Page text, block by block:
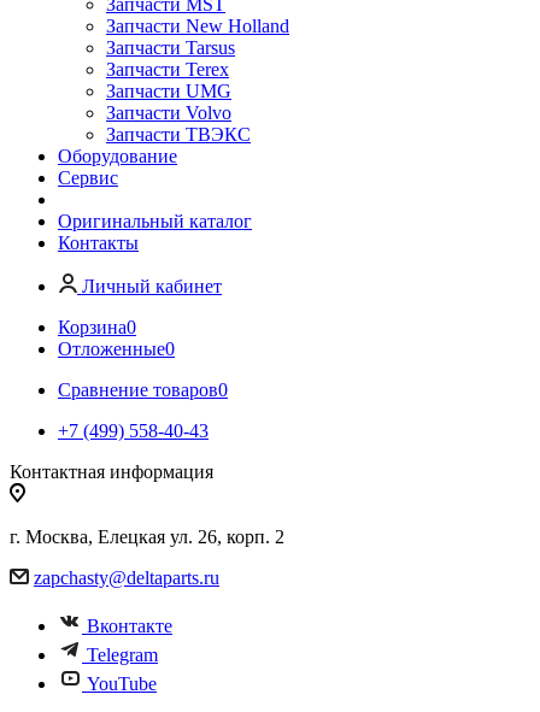
Запчасти New Holland
Запчасти Tarsus
Запчасти Terex
Запчасти UMG
Запчасти Volvo
Запчасти ТВЭКС
Оборудование
Сервис
Оригинальный каталог
Контакты
Личный кабинет
Корзина0
Отложенные0
Сравнение товаров0
+7 (499) 558-40-43
Контактная информация
г. Москва, Елецкая ул. 26, корп. 2
zapchasty@deltaparts.ru
Вконтакте
Telegram
YouTube